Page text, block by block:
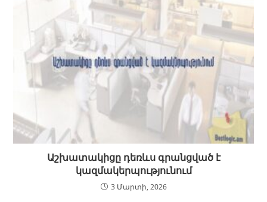
Աշխատակիցը դեռևս գրանցված է
կազմակերպությունում
3 Մարտի, 2026